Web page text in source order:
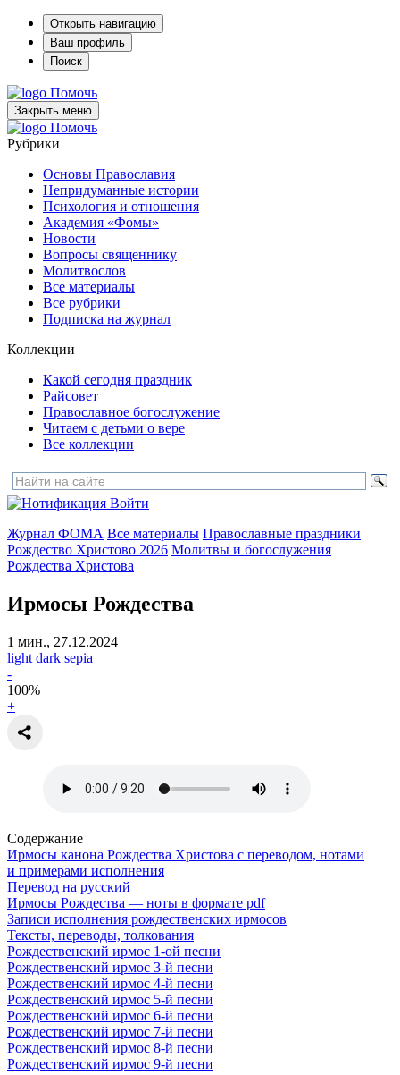
Открыть навигацию
Ваш профиль
Поиск
Помочь
Закрыть меню
Помочь
Рубрики
Основы Православия
Непридуманные истории
Психология и отношения
Академия «Фомы»
Новости
Вопросы священнику
Молитвослов
Все материалы
Все рубрики
Подписка на журнал
Коллекции
Какой сегодня праздник
Райсовет
Православное богослужение
Читаем с детьми о вере
Все коллекции
Войти
Журнал ФОМА Все материалы Православные праздники
Рождество Христово 2026 Молитвы и богослужения
Рождества Христова
Ирмосы Рождества
1 мин., 27.12.2024
light dark sepia
-
100%
+
Содержание
Ирмосы канона Рождества Христова с переводом, нотами
и примерами исполнения
Перевод на русский
Ирмосы Рождества — ноты в формате pdf
Записи исполнения рождественских ирмосов
Тексты, переводы, толкования
Рождественский ирмос 1-ой песни
Рождественский ирмос 3-й песни
Рождественский ирмос 4-й песни
Рождественский ирмос 5-й песни
Рождественский ирмос 6-й песни
Рождественский ирмос 7-й песни
Рождественский ирмос 8-й песни
Рождественский ирмос 9-й песни